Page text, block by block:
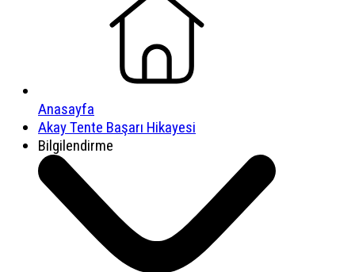
Anasayfa
Akay Tente Başarı Hikayesi
Bilgilendirme